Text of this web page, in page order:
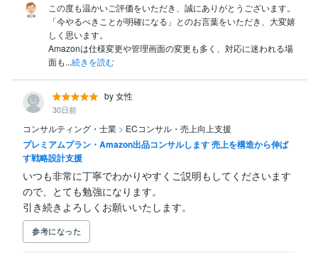
この度も温かいご評価をいただき、誠にありがとうございます。
「今やるべきことが明確になる」とのお言葉をいただき、大変嬉
しく思います。
Amazonは仕様変更や管理画面の変更も多く、対応に迷われる場
面も...続きを読む
by 女性
30日前
コンサルティング・士業 > ECコンサル・売上向上支援
プレミアムプラン・Amazon出品コンサルします 売上を構造から伸ば
す戦略設計支援
いつも非常に丁寧でわかりやすくご説明もしてくださいます
ので、とても勉強になります。
引き続きよろしくお願いいたします。
参考になった